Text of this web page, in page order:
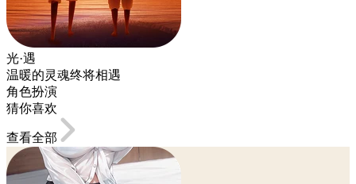
光·遇
温暖的灵魂终将相遇
角色扮演
猜你喜欢
查看全部